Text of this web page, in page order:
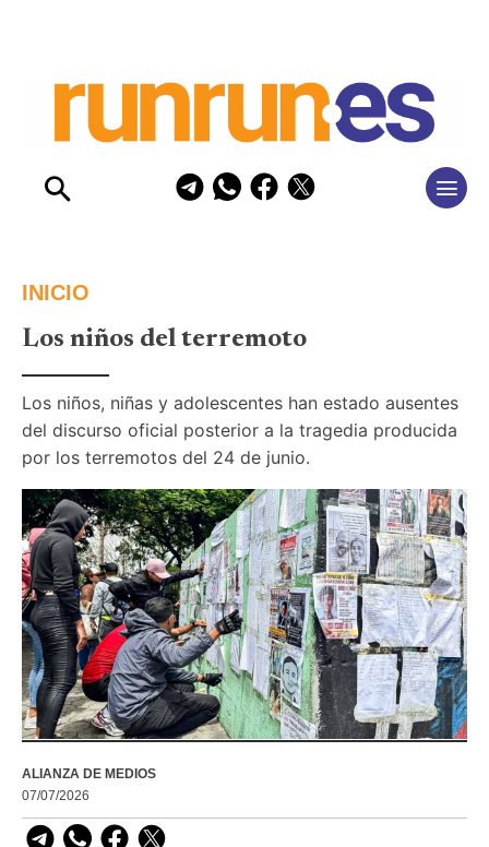
INICIO
Los niños del terremoto
Los niños, niñas y adolescentes han estado ausentes
del discurso oficial posterior a la tragedia producida
por los terremotos del 24 de junio.
ALIANZA DE MEDIOS
07/07/2026